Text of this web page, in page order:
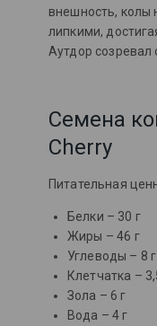
внешность, колы
липкими,
Аутдор созревал
Семена
Cherry
Питательная
Белки – 30 г
Жиры – 46 г
Углеводы – 8 г
Клетчатка –
Зола – 6 г
Вода – 4 г